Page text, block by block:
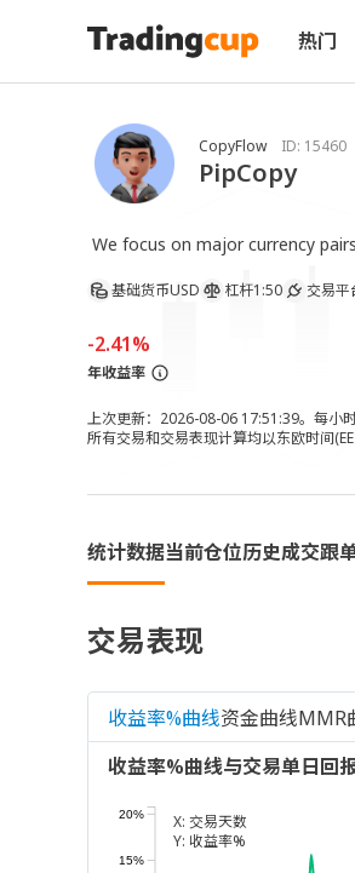
热门
CopyFlow ID: 15460
PipCopy
We focus on major currency
基础货币USD 杠杆1:50 交易平
-2.41%
年收益率
上次更新：2026-08-06 17:51:39。每小时
所有交易和交易表现计算均以东欧时间
统计数据当前仓位历史成交跟
交易表现
收益率%曲线资金曲线MMR
收益率%曲线与交易单日回
X: 交易天数
Y: 收益率%
15%
20%